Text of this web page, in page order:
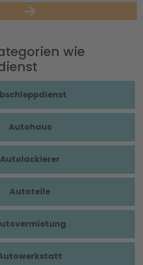
wie
Autohaus
Autolackierer
Autoteile